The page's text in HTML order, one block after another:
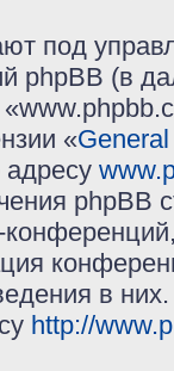
под
phpBB (в
«
phpBB
в
http://